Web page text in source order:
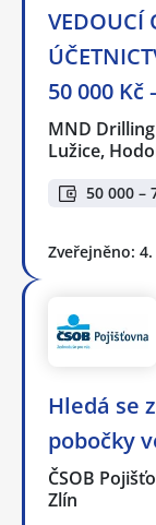
VEDOUCÍ
50 000 Kč
MND
Lužice,
50 000 –
Zveřejněno:
Hledá se
pobočky
ČSOB
Zlín